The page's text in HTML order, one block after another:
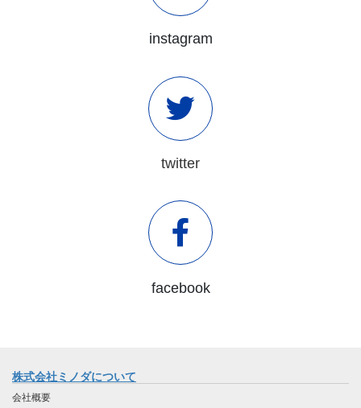
instagram
twitter
facebook
株式会社ミノダについて
会社概要